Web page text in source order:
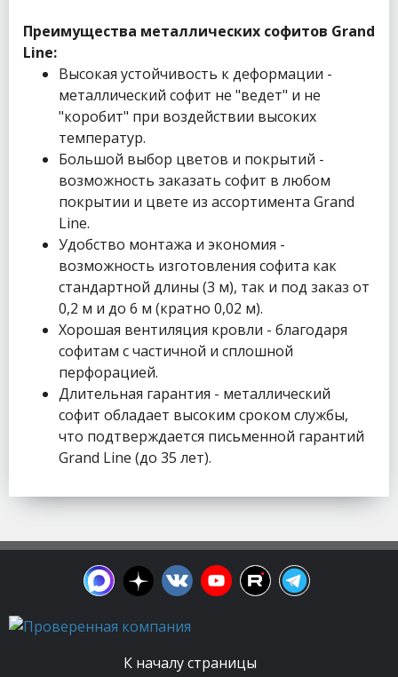
Преимущества металлических софитов Grand
Line:
Высокая устойчивость к деформации -
металлический софит не "ведет" и не
"коробит" при воздействии высоких
температур.
Большой выбор цветов и покрытий -
возможность заказать софит в любом
покрытии и цвете из ассортимента Grand
Line.
Удобство монтажа и экономия -
возможность изготовления софита как
стандартной длины (3 м), так и под заказ от
0,2 м и до 6 м (кратно 0,02 м).
Хорошая вентиляция кровли - благодаря
софитам с частичной и сплошной
перфорацией.
Длительная гарантия - металлический
софит обладает высоким сроком службы,
что подтверждается письменной гарантий
Grand Line (до 35 лет).
К началу страницы